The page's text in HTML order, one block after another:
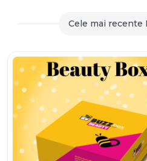
290,00
79,90 lei.
Cele mai recente